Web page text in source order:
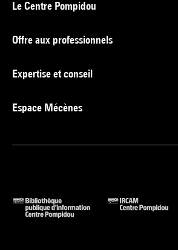
Le Centre Pompidou
Offre aux professionnels
Expertise et conseil
Espace Mécènes